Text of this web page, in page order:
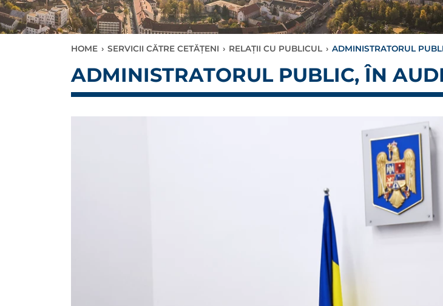
HOME › SERVICII CĂTRE CETĂȚENI › RELAȚII CU PUBLICUL › ADMINISTRATORUL
ADMINISTRATORUL PUBLIC, ÎN